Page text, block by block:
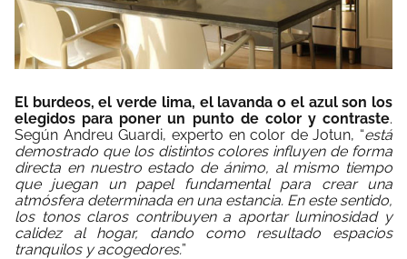
El burdeos, el verde lima, el lavanda o el azul son los
elegidos para poner un punto de color y contraste.
Según Andreu Guardi, experto en color de Jotun, “está
demostrado que los distintos colores influyen de forma
directa en nuestro estado de ánimo, al mismo tiempo
que juegan un papel fundamental para crear una
atmósfera determinada en una estancia. En este sentido,
los tonos claros contribuyen a aportar luminosidad y
calidez al hogar, dando como resultado espacios
tranquilos y acogedores.”